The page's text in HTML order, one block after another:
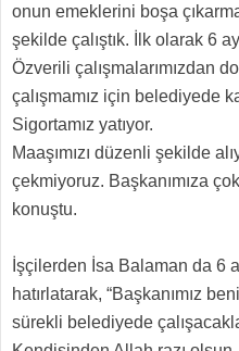
onun emeklerini boşa
şekilde çalıştık. İlk olarak 6
Özverili çalışmalarımızdan
çalışmamız için belediyede
Sigortamız yatıyor.
Maaşımızı düzenli şekilde
çekmiyoruz. Başkanımıza
konuştu.
İşçilerden İsa Balaman da 6
hatırlatarak, “Başkanımız
sürekli belediyede